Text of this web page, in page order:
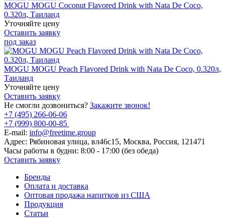
MOGU MOGU Coconut Flavored Drink with Nata De Coco,
0.320л, Таиланд
Уточняйте цену
Оставить заявку
под заказ
MOGU MOGU Peach Flavored Drink with Nata De Coco, 0.320л,
Таиланд
Уточняйте цену
Оставить заявку
Не смогли дозвониться? Закажите звонок!
+7 (495) 266-06-06
+7 (999) 800-00-85
E-mail: info@freetime.group
Адрес: Рябиновая улица, вл46с15, Москва, Россия, 121471
Часы работы в будни: 8:00 - 17:00 (без обеда)
Оставить заявку
Бренды
Оплата и доставка
Оптовая продажа напитков из США
Продукция
Статьи